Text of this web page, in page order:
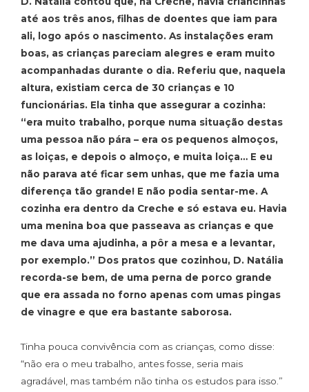
até aos três anos, filhas de doentes que iam para
ali, logo após o nascimento. As instalações eram
boas, as crianças pareciam alegres e eram muito
acompanhadas durante o dia. Referiu que, naquela
altura, existiam cerca de 30 crianças e 10
funcionárias. Ela tinha que assegurar a cozinha:
“era muito trabalho, porque numa situação destas
uma pessoa não pára – era os pequenos almoços,
as loiças, e depois o almoço, e muita loiça… E eu
não parava até ficar sem unhas, que me fazia uma
diferença tão grande! E não podia sentar-me. A
cozinha era dentro da Creche e só estava eu. Havia
uma menina boa que passeava as crianças e que
me dava uma ajudinha, a pôr a mesa e a levantar,
por exemplo.” Dos pratos que cozinhou, D. Natália
recorda-se bem, de uma perna de porco grande
que era assada no forno apenas com umas pingas
de vinagre e que era bastante saborosa.
Tinha pouca convivência com as crianças, como disse:
“não era o meu trabalho, antes fosse, seria mais
agradável, mas também não tinha os estudos para isso.”